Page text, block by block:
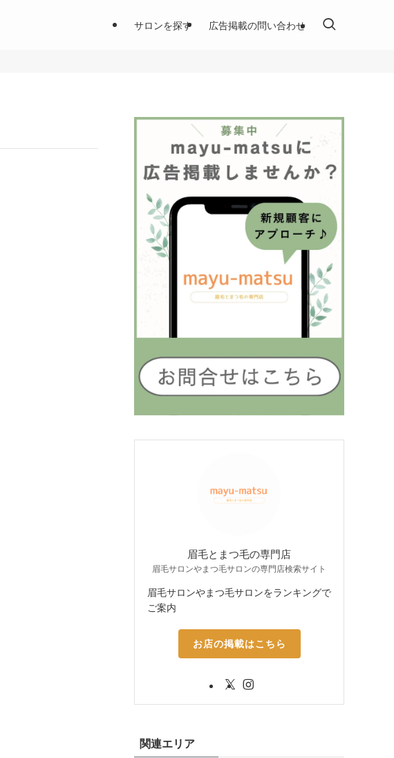
サロンを探す 広告掲載の問い合わせ
眉毛とまつ毛の専門店
眉毛サロンやまつ毛サロンの専門店検索サイト
眉毛サロンやまつ毛サロンをランキングで
ご案内
お店の掲載はこちら
関連エリア